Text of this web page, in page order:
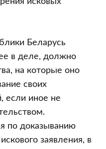
Беларусь
в деле, должно
на которые оно
своих
если иное не
по доказыванию
заявления, в